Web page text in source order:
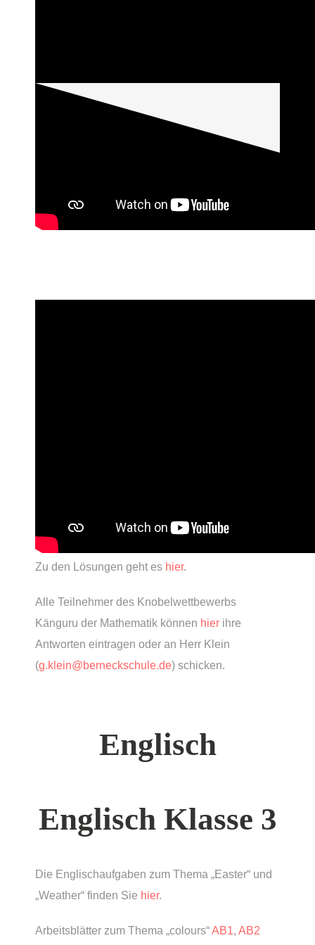
Die Trainingspläne der Klassen 4 finden Sie
Zu den Lösungen geht es hier.
Alle Teilnehmer des Knobelwettbewerbs
Känguru der Mathematik können hier ihre
Antworten eintragen oder an Herr Klein
(g.klein@berneckschule.de) schicken.
Englisch
Englisch Klasse 3
Die Englischaufgaben zum Thema „Easter“ und
„Weather“ finden Sie hier.
Arbeitsblätter zum Thema „colours“AB1, AB2